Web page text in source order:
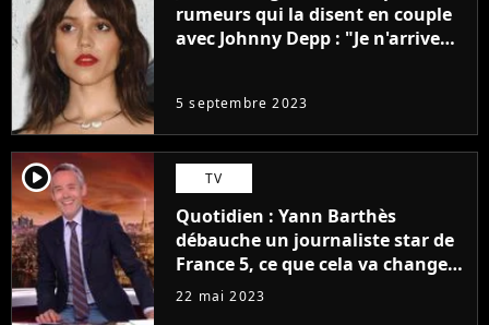
rumeurs qui la disent en couple
avec Johnny Depp : "Je n'arrive
5 septembre 2023
player2 TV
Quotidien : Yann Barthès
débauche un journaliste star de
France 5, ce que cela va changer
à la rentrée
22 mai 2023